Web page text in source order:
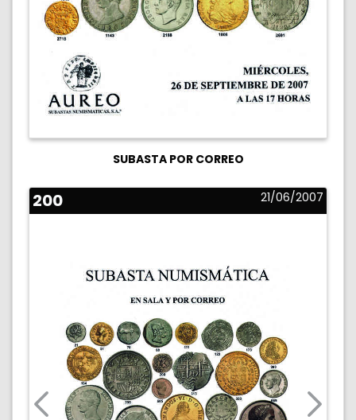
SUBASTA POR CORREO
200 21/06/2007